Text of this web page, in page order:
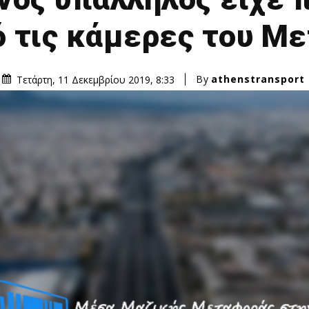
τις κάμερες του
Τετάρτη, 11 Δεκεμβρίου 2019, 8:33 By athenstransport